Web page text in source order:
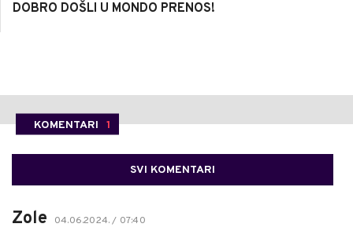
DOBRO DOŠLI U MONDO PRENOS!
KOMENTARI 1
SVI KOMENTARI
Zole 04.06.2024. / 07:40